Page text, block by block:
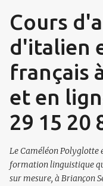
Cours
d'italien
français
et en
29 15 20
Le Caméléon Polyglotte
formation linguistique
sur mesure, à Briançon